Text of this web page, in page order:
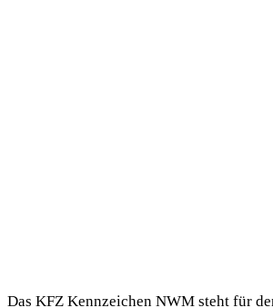
Das KFZ Kennzeichen NWM steht für